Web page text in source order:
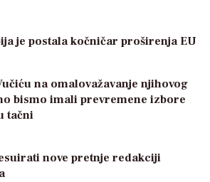
je postala kočničar proširenja EU
na omalovažavanje njihovog
bismo imali prevremene izbore
tačni
nove pretnje redakciji